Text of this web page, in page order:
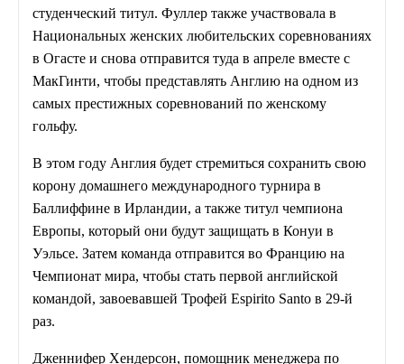
студенческий титул. Фуллер также участвовала в
Национальных женских любительских соревнованиях
в Огасте и снова отправится туда в апреле вместе с
МакГинти, чтобы представлять Англию на одном из
самых престижных соревнований по женскому
гольфу.
В этом году Англия будет стремиться сохранить свою
корону домашнего международного турнира в
Баллиффине в Ирландии, а также титул чемпиона
Европы, который они будут защищать в Конуи в
Уэльсе. Затем команда отправится во Францию на
Чемпионат мира, чтобы стать первой английской
командой, завоевавшей Трофей Espirito Santo в 29-й
раз.
Дженнифер Хендерсон, помощник менеджера по